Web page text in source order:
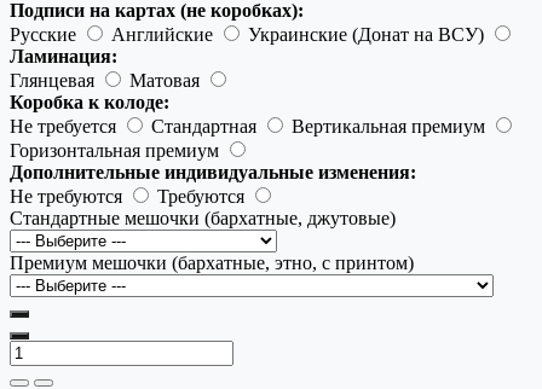
Подписи на картах (не коробках):
Русские
Английские
Украинские (Донат на ВСУ)
Ламинация:
Глянцевая
Матовая
Коробка к колоде:
Не требуется
Стандартная
Вертикальная премиум
Горизонтальная премиум
Дополнительные индивидуальные изменения:
Не требуются
Требуются
Стандартные мешочки (бархатные, джутовые)
Премиум мешочки (бархатные, этно, с принтом)